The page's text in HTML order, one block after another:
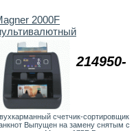
214950-
2000F
счетчик-сортировщик
Выпущен на замену снятым с